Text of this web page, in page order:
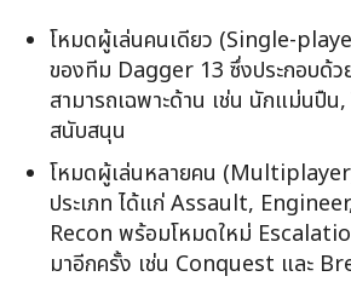
โหมดผู้เล่นคนเดียว (Single-
ของทีม Dagger 13 ซึ่งประกอบด้ว
สามารถเฉพาะด้าน เช่น นักแม่นปืน
สนับสนุน
โหมดผู้เล่นหลายคน
ประเภท ได้แก่ Assault,
Recon พร้อมโหมดใหม่
มาอีกครั้ง เช่น Conquest และ